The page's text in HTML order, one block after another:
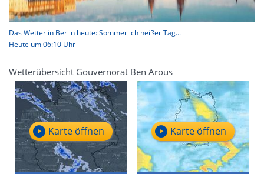
Das Wetter in Berlin heute: Sommerlich heißer Tag...
Heute um 06:10 Uhr
Wetterübersicht Gouvernorat Ben Arous
Karte öffnen Karte öffnen